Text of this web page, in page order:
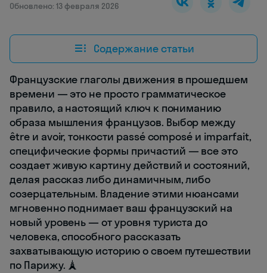
Обновлено: 13 февраля 2026
Содержание статьи
Французские глаголы движения в прошедшем
времени — это не просто грамматическое
правило, а настоящий ключ к пониманию
образа мышления французов. Выбор между
être и avoir, тонкости passé composé и imparfait,
специфические формы причастий — все это
создает живую картину действий и состояний,
делая рассказ либо динамичным, либо
созерцательным. Владение этими нюансами
мгновенно поднимает ваш французский на
новый уровень — от уровня туриста до
человека, способного рассказать
захватывающую историю о своем путешествии
по Парижу. 🗼